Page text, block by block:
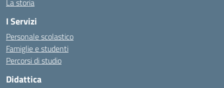
La storia
I Servizi
Personale scolastico
Famiglie e studenti
Percorsi di studio
Didattica